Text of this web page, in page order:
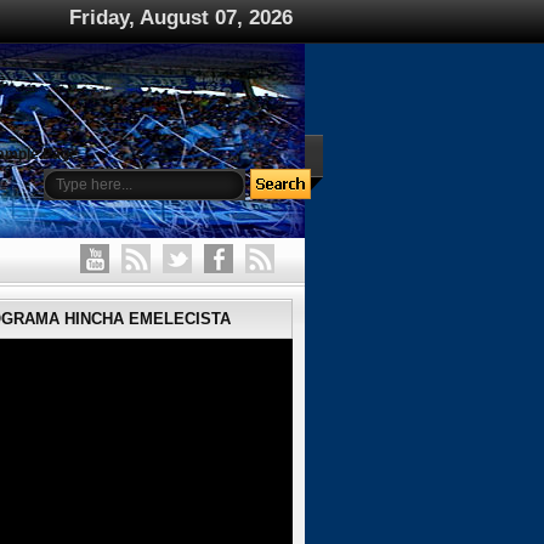
Friday, August 07, 2026
Page
HINCHA EMELECISTA